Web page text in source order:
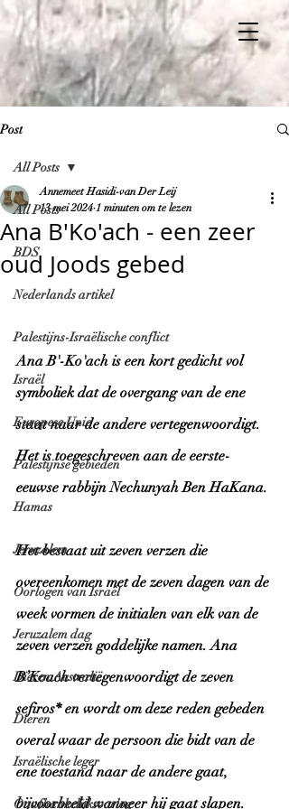
Post
All Posts
BDS
Nederlands artikel
Palestijns-Israëlische conflict
Israël
Europese Unie
Palestijnse gebieden
Hamas
Jeruzalem
Oorlogen van Israël
Jeruzalem dag
Dieren Australië
Dieren
Israëlische leger
Onafhankelijksoorlog
All Posts
Ana B'Ko'ach - een zeer
oud Joods gebed
Annemeet Hasidi-van Der Leij
13 mei 2024 1 minuten om te lezen
Ana B'-Ko'ach is een kort gedicht vol
symboliek dat de overgang van de ene
staat naar de andere vertegenwoordigt.
Het is toegeschreven aan de eerste-
eeuwse rabbijn Nechunyah Ben HaKana.
Het bestaat uit zeven verzen die
overeenkomen met de zeven dagen van de
week vormen de initialen van elk van de
zeven verzen goddelijke namen. Ana
B’Koach vertegenwoordigt de zeven
sefiros* en wordt om deze reden gebeden
overal waar de persoon die bidt van de
ene toestand naar de andere gaat,
bijvoorbeeld wanneer hij gaat slapen.